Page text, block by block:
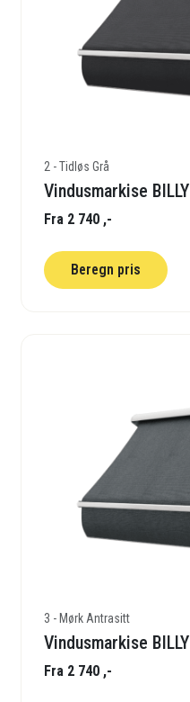
2 - Tidløs Grå
Vindusmarkise BILLY
Fra 2 740 ,-
Beregn pris
3 - Mørk Antrasitt
Vindusmarkise BILLY
Fra 2 740 ,-